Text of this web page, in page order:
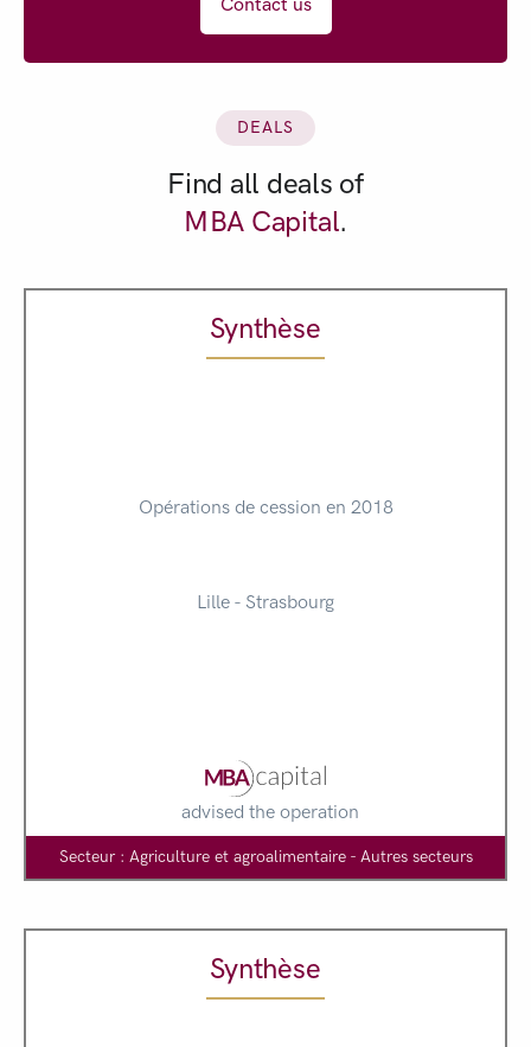
DEALS
Find all deals of
MBA Capital.
Synthèse
Opérations de cession en 2018
Lille - Strasbourg
advised the operation
Secteur : Agriculture et agroalimentaire - Autres secteurs
Synthèse